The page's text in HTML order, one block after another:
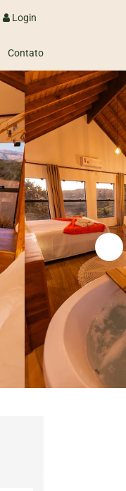
Login
Contato